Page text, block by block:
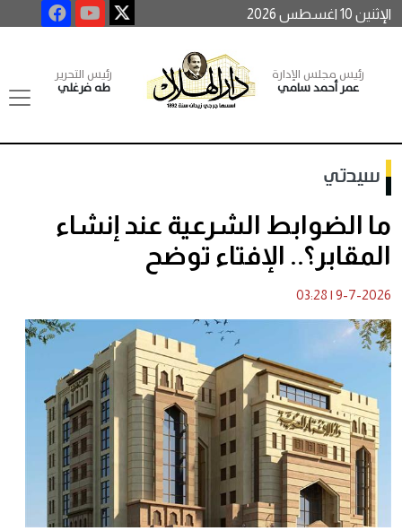
الإثنين 10 اغسطس 2026
رئيس مجلس الإدارة
عمر أحمد سامي
رئيس التحرير
طه فرغلي
سيدتي
ما الضوابط الشرعية عند إنشاء
المقابر؟.. الإفتاء توضح
9-7-2026
|
03:28